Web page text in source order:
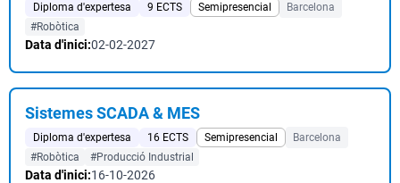
Diploma d'expertesa 9 ECTS Semipresencial
Barcelona
#Robòtica
Data d'inici:02-02-2027
Sistemes SCADA & MES
Diploma d'expertesa 16 ECTS Semipresencial
Barcelona
#Robòtica
#Producció Industrial
Data d'inici:16-10-2026